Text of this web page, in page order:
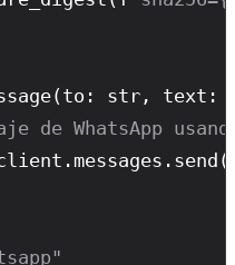
(to: str, text:
de WhatsApp
send (